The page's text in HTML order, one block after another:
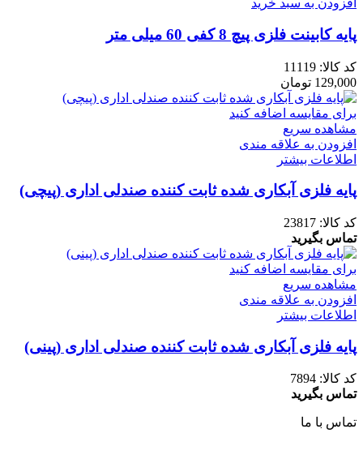
افزودن به سبد خرید
پایه کابینت فلزی پیچ 8 کفی 60 میلی متر
کد کالا: 11119
129,000 تومان
برای مقایسه اضافه کنید
مشاهده سریع
افزودن به علاقه مندی
اطلاعات بیشتر
پایه فلزی آبکاری شده ثابت کننده صندلی اداری (پیچی)
کد کالا: 23817
تماس بگیرید
برای مقایسه اضافه کنید
مشاهده سریع
افزودن به علاقه مندی
اطلاعات بیشتر
پایه فلزی آبکاری شده ثابت کننده صندلی اداری (پینی)
کد کالا: 7894
تماس بگیرید
تماس با ما